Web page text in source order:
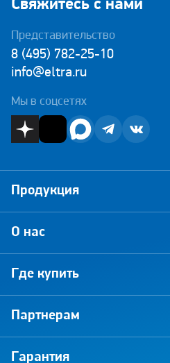
Свяжитесь с нами
Представительство
8 (495) 782-25-10
info@eltra.ru
Мы в соцсетях
О нас
Где купить
Партнерам
Гарантия
Продукция